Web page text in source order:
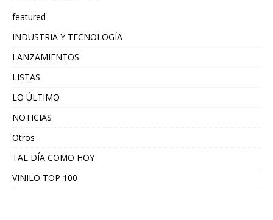
featured
INDUSTRIA Y TECNOLOGÍA
LANZAMIENTOS
LISTAS
LO ÚLTIMO
NOTICIAS
Otros
TAL DÍA COMO HOY
VINILO TOP 100